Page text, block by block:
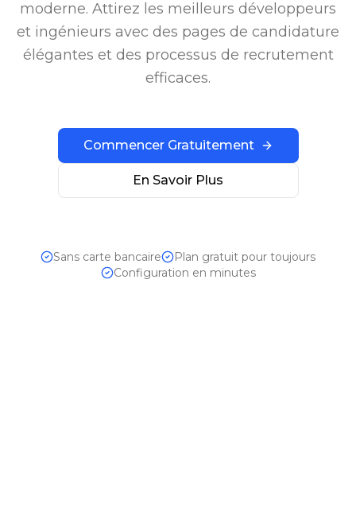
moderne. Attirez les meilleurs développeurs
et ingénieurs avec des pages de candidature
élégantes et des processus de recrutement
efficaces.
Commencer Gratuitement
En Savoir Plus
Sans carte bancaire
Plan gratuit pour toujours
Configuration en minutes